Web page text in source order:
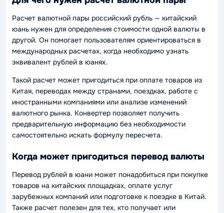
Расчет валютной пары российский рубль — китайский
юань нужен для определения стоимости одной валюты в
другой. Он помогает пользователям ориентироваться в
международных расчетах, когда необходимо узнать
эквивалент рублей в юанях.
Такой расчет может пригодиться при оплате товаров из
Китая, переводах между странами, поездках, работе с
иностранными компаниями или анализе изменений
валютного рынка. Конвертер позволяет получить
предварительную информацию без необходимости
самостоятельно искать формулу пересчета.
Когда может пригодиться перевод валюты
Перевод рублей в юани может понадобиться при покупке
товаров на китайских площадках, оплате услуг
зарубежных компаний или подготовке к поездке в Китай.
Также расчет полезен для тех, кто получает или